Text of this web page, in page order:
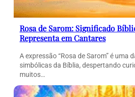
Rosa de Sarom: Significado
Representa em Cantares
A expressão “Rosa de Sarom” é uma
simbólicas da Bíblia, despertando
muitos…